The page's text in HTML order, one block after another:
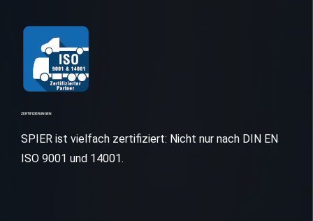
ZERTIFIZIERUNGEN
SPIER ist vielfach zertifiziert: Nicht nur nach DIN EN
ISO 9001 und 14001.